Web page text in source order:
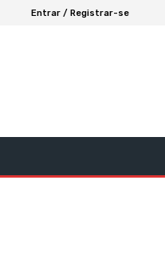
Entrar / Registrar-se